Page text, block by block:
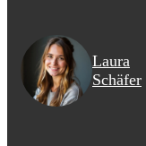
Laura
Schäfer